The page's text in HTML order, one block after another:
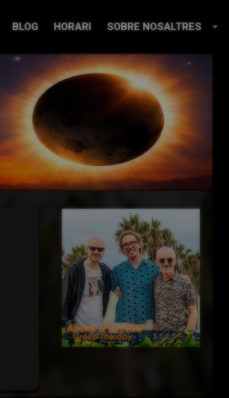
BLOG HORARI SOBRE NOSALTRES arrow_drop_down